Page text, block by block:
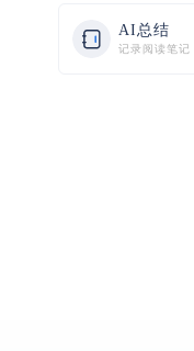
AI总结
记录阅读笔记